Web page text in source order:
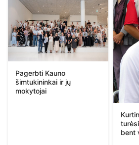
Pagerbti Kauno
šimtukininkai ir jų
mokytojai
bent